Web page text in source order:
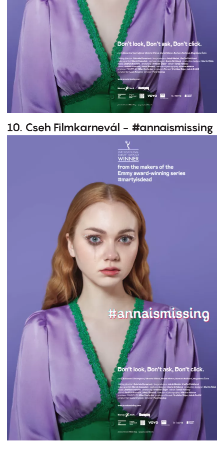
10. Cseh Filmkarnevál - #annaismissing